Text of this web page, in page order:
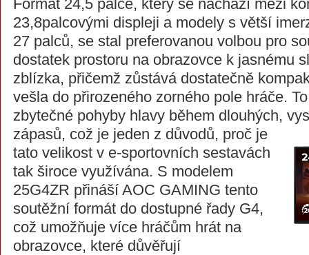
Formát 24,5 palce, který se nachází mezi
23,8palcovými displeji a modely s větší
27 palců, se stal preferovanou volbou pro
dostatek prostoru na obrazovce k jasnému
zblízka, přičemž zůstává dostatečně
vešla do přirozeného zorného pole hráče.
zbytečné pohyby hlavy během dlouhých,
zápasů, což je jeden z důvodů, proč je
tato velikost v e-sportovních sestavách
tak široce využívána. S modelem
25G4ZR přináší AOC GAMING tento
soutěžní formát do dostupné řady G4,
což umožňuje více hráčům hrát na
obrazovce, které důvěřují